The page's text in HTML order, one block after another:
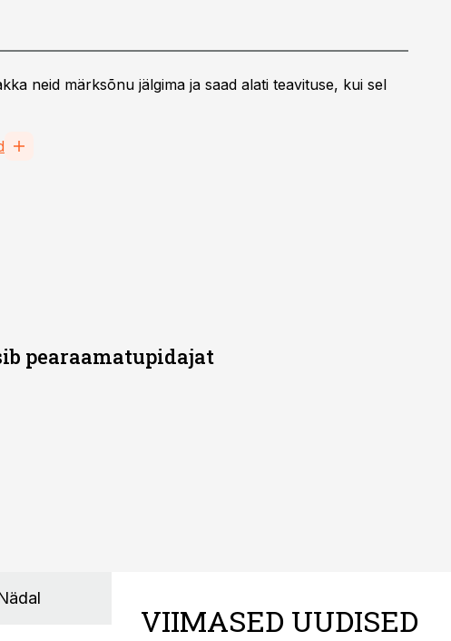
neid märksõnu jälgima ja saad alati teavituse, kui sel
pearaamatupidajat
VIIMASED UUDISED